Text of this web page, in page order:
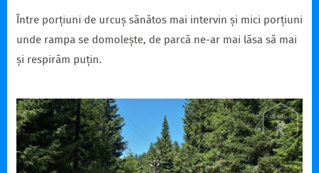
Între porțiuni de urcuș sănătos mai intervin și mici porțiuni
unde rampa se domolește, de parcă ne-ar mai lăsa să mai
și respirăm puțin.